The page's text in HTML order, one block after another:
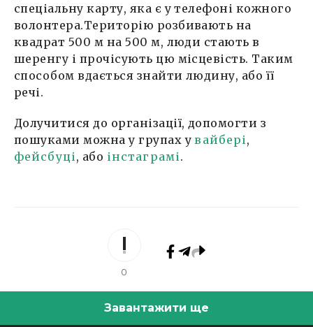
спеціальну карту, яка є у телефоні кожного
волонтера.Територію розбивають на
квадрат 500 м на 500 м, люди стають в
шеренгу і прочісують цю місцевість. Таким
способом вдається знайти людину, або її
речі.
Долучитися до організації, допомогти з
пошуками можна у групах увайбері,
фейсбуці, або інстаграмі.
0
Завантажити ще